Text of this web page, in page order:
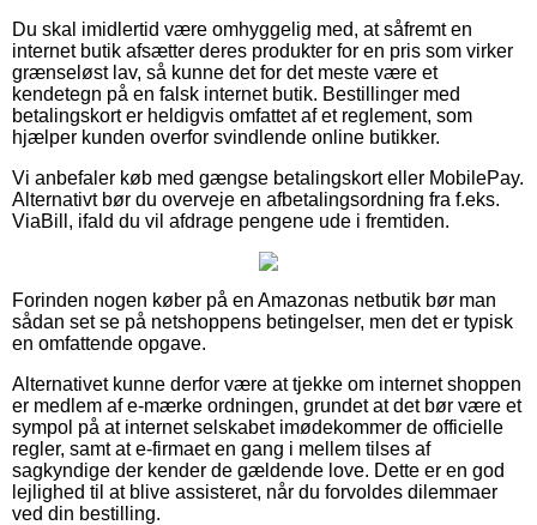
Du skal imidlertid være omhyggelig med, at såfremt en
internet butik afsætter deres produkter for en pris som virker
grænseløst lav, så kunne det for det meste være et
kendetegn på en falsk internet butik. Bestillinger med
betalingskort er heldigvis omfattet af et reglement, som
hjælper kunden overfor svindlende online butikker.
Vi anbefaler køb med gængse betalingskort eller MobilePay.
Alternativt bør du overveje en afbetalingsordning fra f.eks.
ViaBill, ifald du vil afdrage pengene ude i fremtiden.
Forinden nogen køber på en Amazonas netbutik bør man
sådan set se på netshoppens betingelser, men det er typisk
en omfattende opgave.
Alternativet kunne derfor være at tjekke om internet shoppen
er medlem af e-mærke ordningen, grundet at det bør være et
sympol på at internet selskabet imødekommer de officielle
regler, samt at e-firmaet en gang i mellem tilses af
sagkyndige der kender de gældende love. Dette er en god
lejlighed til at blive assisteret, når du forvoldes dilemmaer
ved din bestilling.